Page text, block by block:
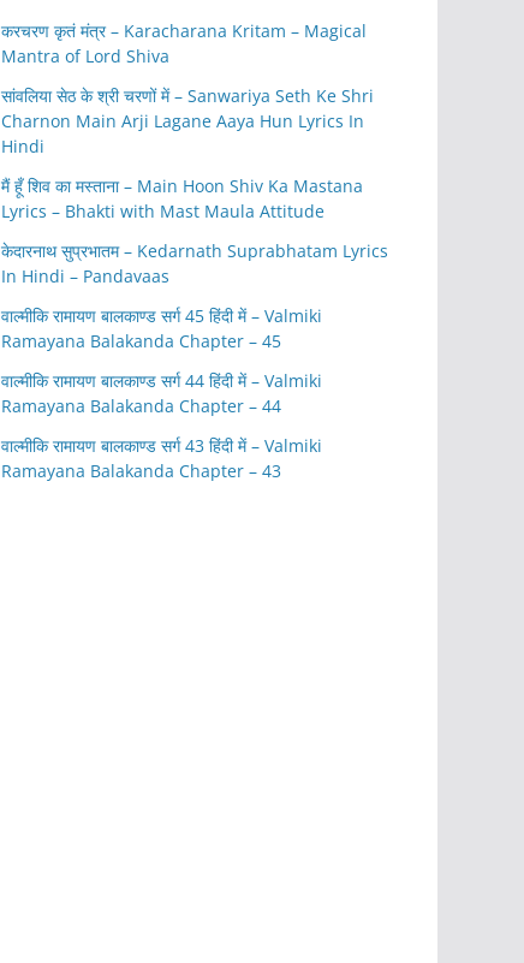
करचरण कृतं मंत्र – Karacharana Kritam – Magical
Mantra of Lord Shiva
सांवलिया सेठ के श्री चरणों में – Sanwariya Seth Ke Shri
Charnon Main Arji Lagane Aaya Hun Lyrics In
Hindi
मैं हूँ शिव का मस्ताना – Main Hoon Shiv Ka Mastana
Lyrics – Bhakti with Mast Maula Attitude
केदारनाथ सुप्रभातम – Kedarnath Suprabhatam Lyrics
In Hindi – Pandavaas
वाल्मीकि रामायण बालकाण्ड सर्ग 45 हिंदी में – Valmiki
Ramayana Balakanda Chapter – 45
वाल्मीकि रामायण बालकाण्ड सर्ग 44 हिंदी में – Valmiki
Ramayana Balakanda Chapter – 44
वाल्मीकि रामायण बालकाण्ड सर्ग 43 हिंदी में – Valmiki
Ramayana Balakanda Chapter – 43